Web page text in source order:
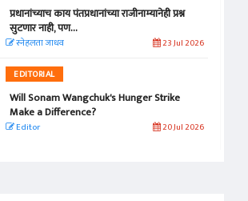
प्रधानांच्याच काय पंतप्रधानांच्या राजीनाम्यानेही प्रश्न
सुटणार नाही, पण...
स्नेहलता जाधव 23 Jul 2026
EDITORIAL
Will Sonam Wangchuk's Hunger Strike
Make a Difference?
Editor 20 Jul 2026